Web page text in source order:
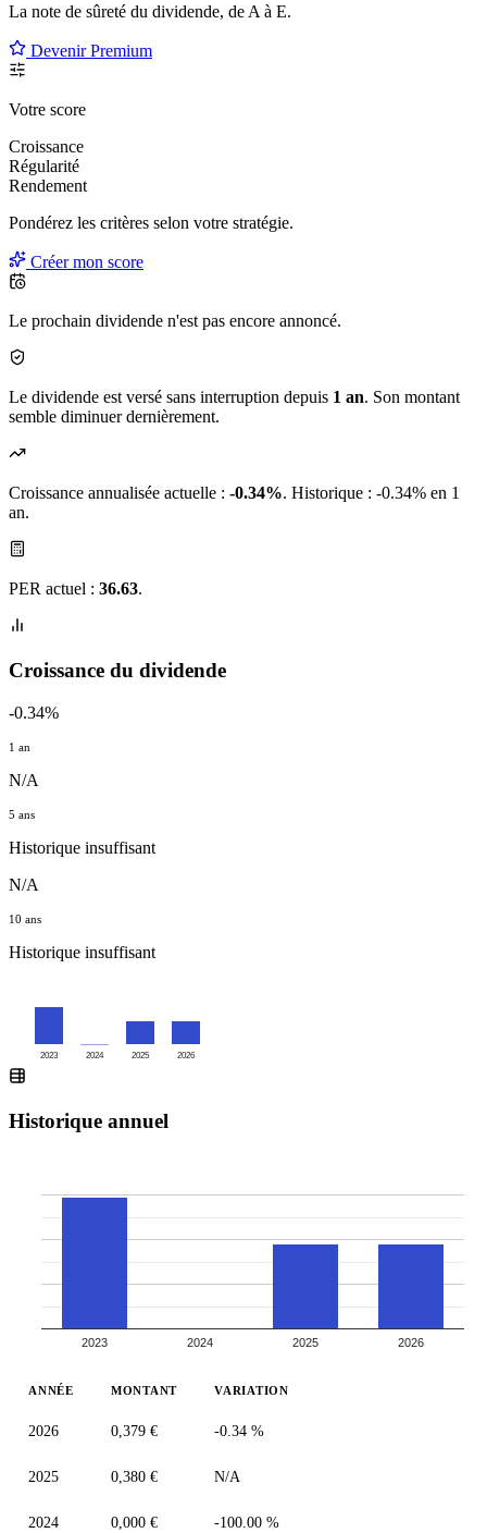
La note de sûreté du dividende, de A à E.
Devenir Premium
Votre score
Croissance
Régularité
Rendement
Pondérez les critères selon votre stratégie.
Créer mon score
Le prochain dividende n'est pas encore annoncé.
Le dividende est versé sans interruption depuis 1 an. Son montant
semble diminuer dernièrement.
Croissance annualisée actuelle : -0.34%. Historique : -0.34% en 1
an.
PER actuel : 36.63.
Croissance du dividende
-0.34%
1 an
N/A
5 ans
Historique insuffisant
N/A
10 ans
Historique insuffisant
2023 2024 2025 2026
Historique annuel
2023 2024 2025 2026
ANNÉE MONTANT VARIATION
2026 0,379 € -0.34 %
2025 0,380 € N/A
2024 0,000 € -100.00 %